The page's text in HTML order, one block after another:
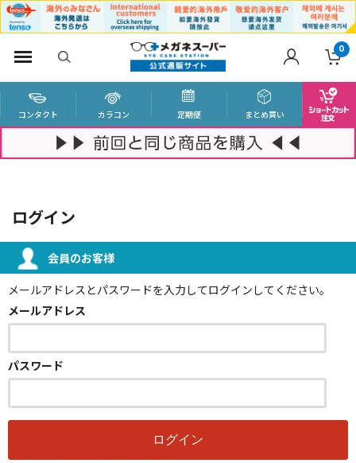
0
コンタクト カラコン 定期便 まとめ買い
ログイン
会員のお客様
メールアドレスとパスワードを入力してログインしてください。
メールアドレス
パスワード